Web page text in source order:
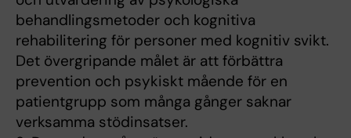
behandlingsmetoder och kognitiva
rehabilitering för personer med kognitiv svikt.
Det övergripande målet är att förbättra
prevention och psykiskt mående för en
patientgrupp som många gånger saknar
verksamma stödinsatser.